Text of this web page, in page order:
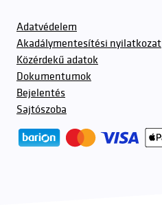
Adatvédelem
Akadálymentesítési nyilatkozat
Közérdekű adatok
Dokumentumok
Bejelentés
Sajtószoba